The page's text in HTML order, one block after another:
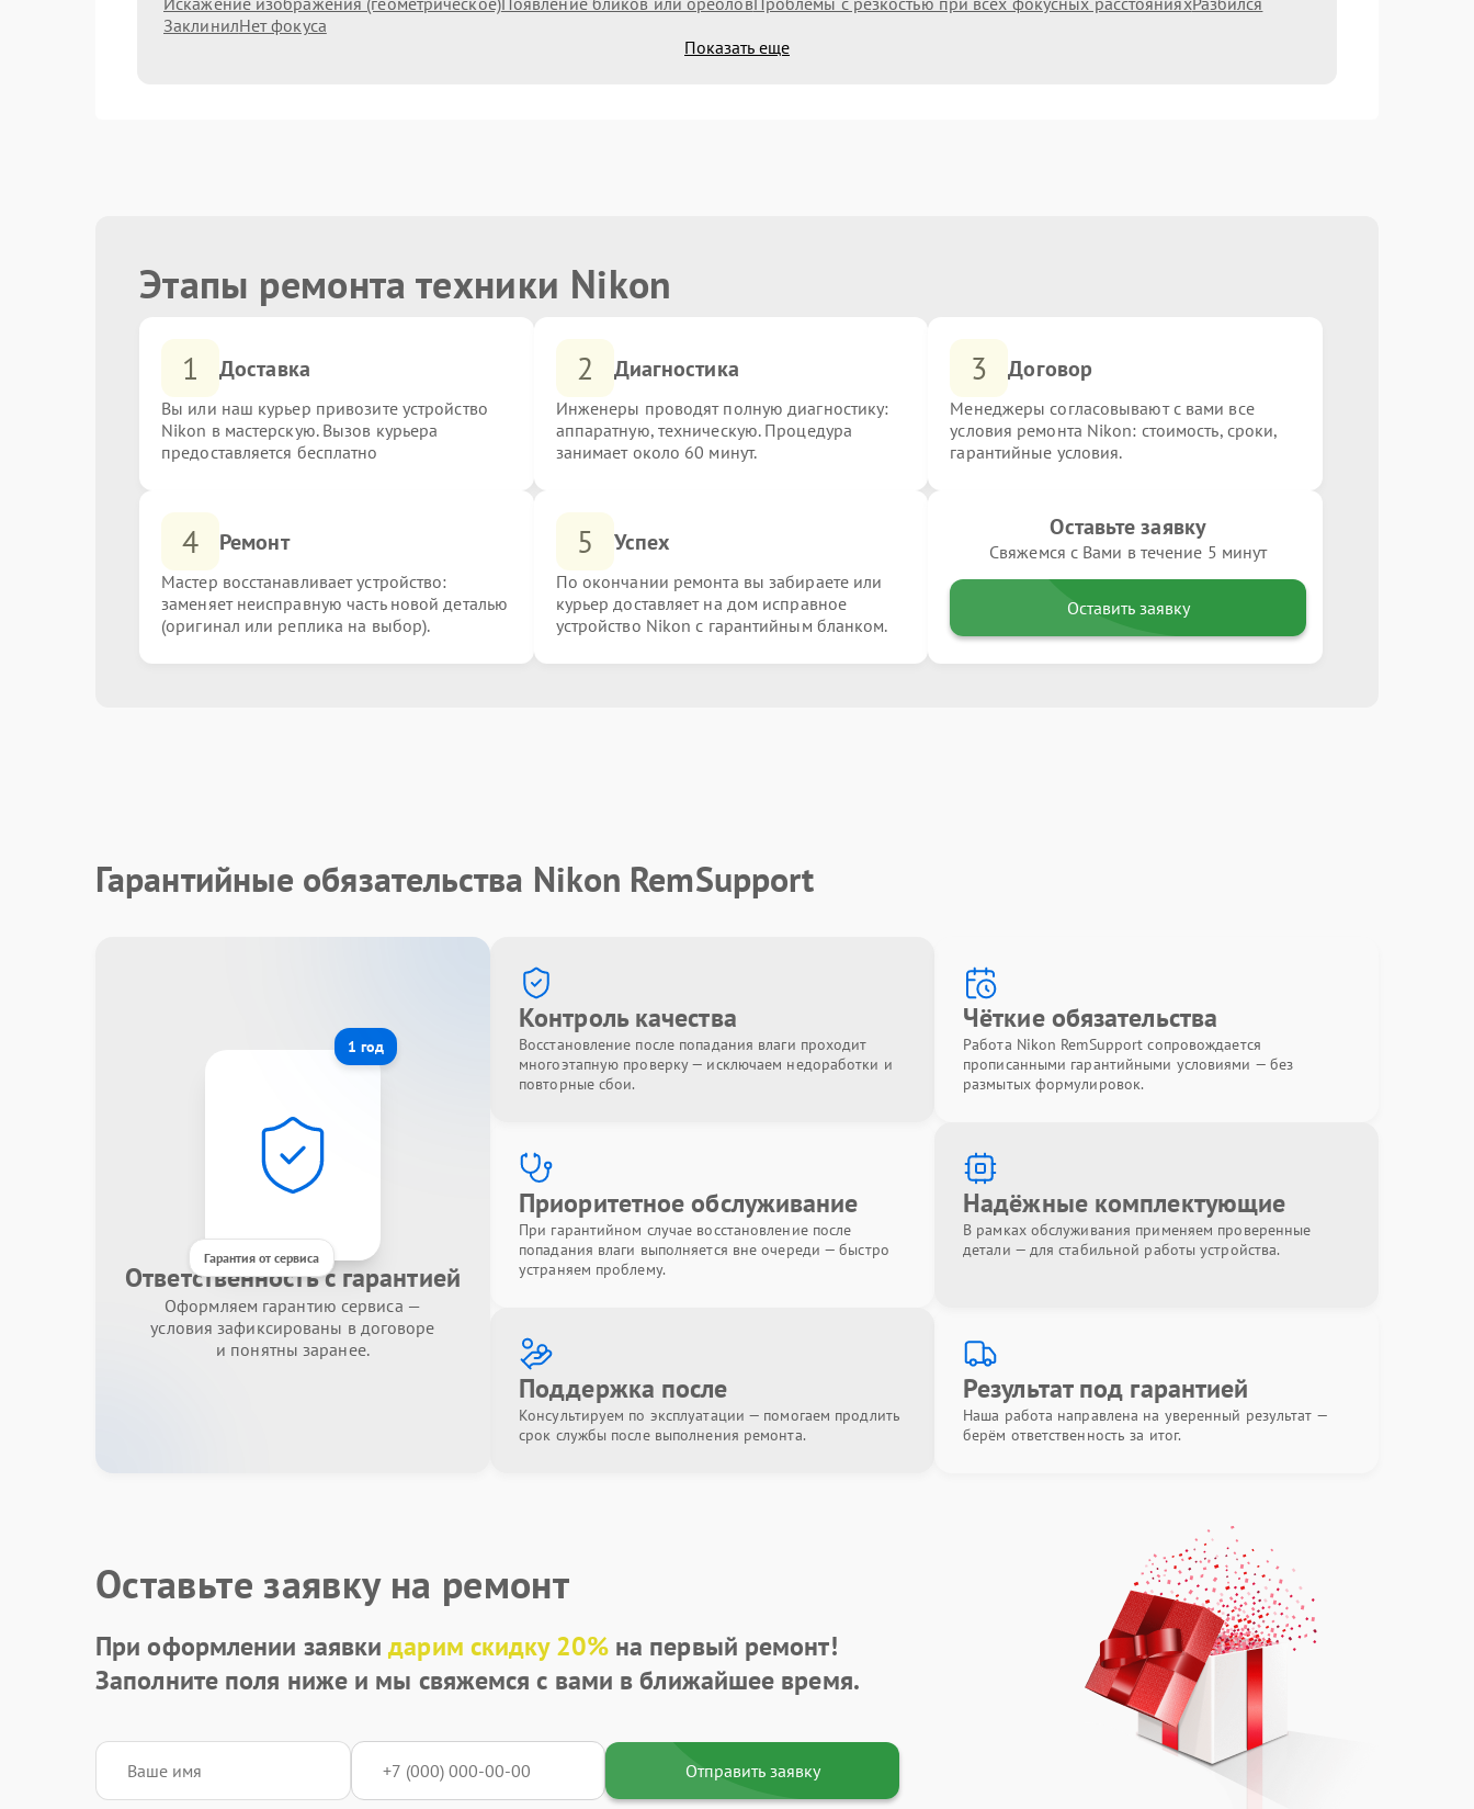
ЗаклинилНет фокуса
Показать еще
Этапы ремонта техники Nikon
1 Доставка
Вы или наш курьер привозите устройство
Nikon в мастерскую. Вызов курьера
предоставляется бесплатно
2 Диагностика
Инженеры проводят полную диагностику:
аппаратную, техническую. Процедура
занимает около 60 минут.
3 Договор
Менеджеры согласовывают с вами все
условия ремонта Nikon: стоимость, сроки,
гарантийные условия.
4 Ремонт
Мастер восстанавливает устройство:
заменяет неисправную часть новой деталью
(оригинал или реплика на выбор).
5 Успех
По окончании ремонта вы забираете или
курьер доставляет на дом исправное
устройство Nikon с гарантийным бланком.
Оставьте заявку
Свяжемся с Вами в течение 5 минут
Оставить заявку
Гарантийные обязательства Nikon RemSupport
1 год
Гарантия от сервиса
Ответственность с гарантией
Оформляем гарантию сервиса —
условия зафиксированы в договоре
и понятны заранее.
Контроль качества
Восстановление после попадания влаги проходит
многоэтапную проверку — исключаем недоработки и
повторные сбои.
Чёткие обязательства
Работа Nikon RemSupport сопровождается
прописанными гарантийными условиями — без
размытых формулировок.
Приоритетное обслуживание
При гарантийном случае восстановление после
попадания влаги выполняется вне очереди — быстро
устраняем проблему.
Надёжные комплектующие
В рамках обслуживания применяем проверенные
детали — для стабильной работы устройства.
Поддержка после
Консультируем по эксплуатации — помогаем продлить
срок службы после выполнения ремонта.
Результат под гарантией
Наша работа направлена на уверенный результат —
берём ответственность за итог.
Оставьте заявку на ремонт
При оформлении заявкидарим скидку 20%на первый ремонт!
Заполните поля ниже и мы свяжемся с вами в ближайшее время.
Отправить заявку